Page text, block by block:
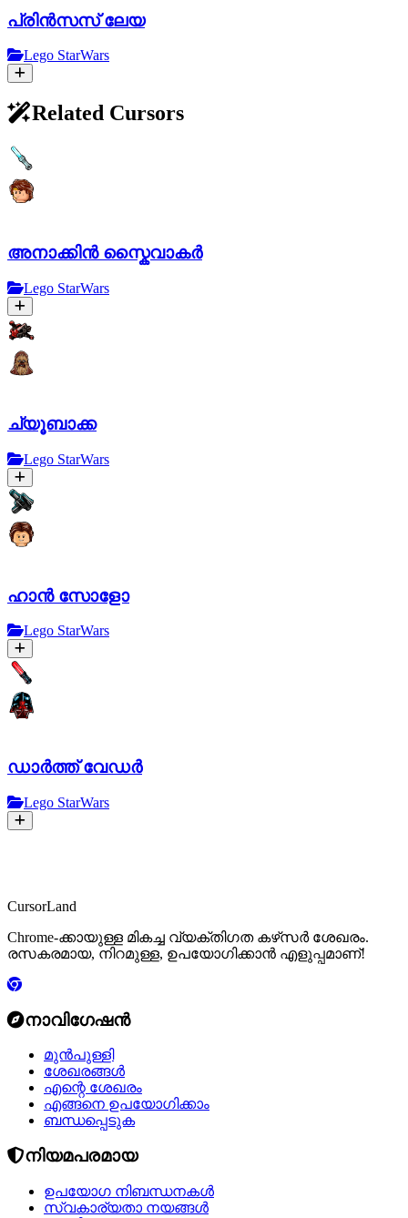
പ്രിൻസസ് ലേയ
Lego StarWars
Related Cursors
അനാക്കിൻ സ്കൈവാകർ
Lego StarWars
ച്യൂബാക്ക
Lego StarWars
ഹാൻ സോളോ
Lego StarWars
ഡാർത്ത് വേഡർ
Lego StarWars
CursorLand
Chrome-ക്കായുള്ള മികച്ച വ്യക്തിഗത കഴ്‌സർ ശേഖരം.
രസകരമായ, നിറമുള്ള, ഉപയോഗിക്കാൻ എളുപ്പമാണ്!
നാവിഗേഷൻ
മുൻപുള്ളി
ശേഖരങ്ങൾ
എന്റെ ശേഖരം
എങ്ങനെ ഉപയോഗിക്കാം
ബന്ധപ്പെടുക
നിയമപരമായ
ഉപയോഗ നിബന്ധനകൾ
സ്വകാര്യതാ നയങ്ങൾ